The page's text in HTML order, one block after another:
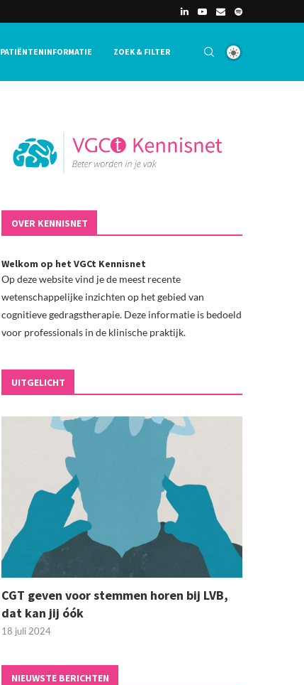
PATIËNTENINFORMATIE ZOEK & FILTER
OVER KENNISNET
Welkom op het VGCt Kennisnet
Op deze website vind je de meest recente
wetenschappelijke inzichten op het gebied van
cognitieve gedragstherapie. Deze informatie is bedoeld
voor professionals in de klinische praktijk.
UITGELICHT
CGT geven voor stemmen horen bij LVB,
dat kan jij óók
18 juli 2024
NIEUWSTE BERICHTEN